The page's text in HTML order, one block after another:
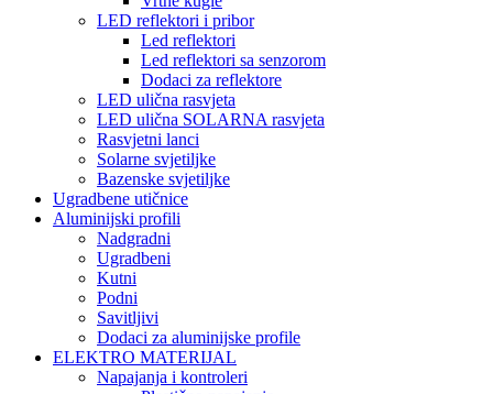
LED reflektori i pribor
Led reflektori
Led reflektori sa senzorom
Dodaci za reflektore
LED ulična rasvjeta
LED ulična SOLARNA rasvjeta
Rasvjetni lanci
Solarne svjetiljke
Bazenske svjetiljke
Ugradbene utičnice
Aluminijski profili
Nadgradni
Ugradbeni
Kutni
Podni
Savitljivi
Dodaci za aluminijske profile
ELEKTRO MATERIJAL
Napajanja i kontroleri